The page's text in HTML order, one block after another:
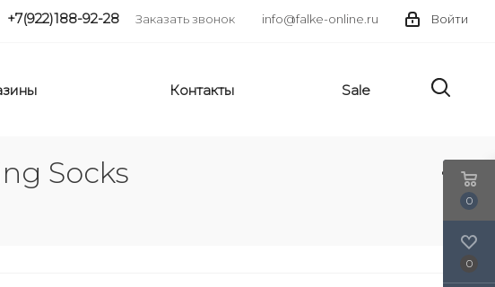
Войти
info@falke-online.ru
+7(922)188-92-28 Заказать звонок
Контакты Sale
Socks
0
0